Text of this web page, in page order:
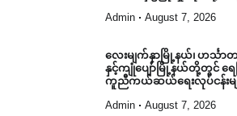
Admin August 7, 2026
လေးမျက်နှာမြို့နယ်၊ ဟင်္သ
နှင့်ကျုံပျော်မြို့နယ်တို့တွင် ရေက
ကူညီကယ်ဆယ်ရေးလုပ်ငန်းမ
Admin August 7, 2026